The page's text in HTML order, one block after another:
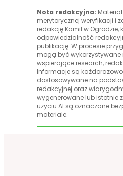
Nota redakcyjna:
merytorycznej weryfikacji i
redakcję Kamil w Ogrodzie,
odpowiedzialność
publikację. W procesie
mogą być wykorzystywane
wspierające research,
Informacje są
dostosowywane na
redakcyjnej oraz
wygenerowane lub istotnie
użyciu AI są oznaczane
materiale.